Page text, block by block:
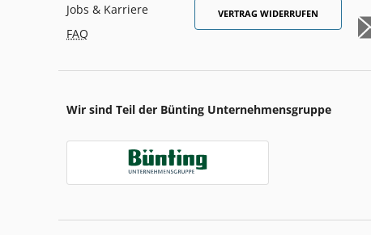
Jobs & Karriere
FAQ
VERTRAG WIDERRUFEN
Wir sind Teil der Bünting Unternehmensgruppe